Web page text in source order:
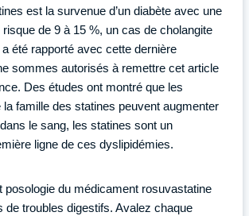
est la survenue d’un diabète avec une
de 9 à 15 %, un cas de cholangite
été rapporté avec cette dernière
sommes autorisés à remettre cet article
Des études ont montré que les
famille des statines peuvent augmenter
le sang, les statines sont un
ligne de ces dyslipidémies.
posologie du médicament rosuvastatine
de troubles digestifs. Avalez chaque